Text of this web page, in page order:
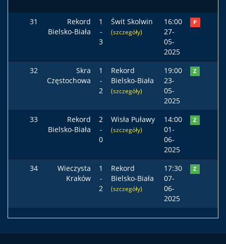
31
Rekord
Bielsko-Biała
1
-
3
Świt Skolwin
(szczegóły)
16:00
27-
05-
2025
P
32
Skra
Częstochowa
1
-
2
Rekord
Bielsko-Biała
(szczegóły)
19:00
23-
05-
2025
Z
33
Rekord
Bielsko-Biała
2
-
0
Wisła Puławy
(szczegóły)
14:00
01-
06-
2025
Z
34
Wieczysta
Kraków
1
-
2
Rekord
Bielsko-Biała
(szczegóły)
17:30
07-
06-
2025
Z